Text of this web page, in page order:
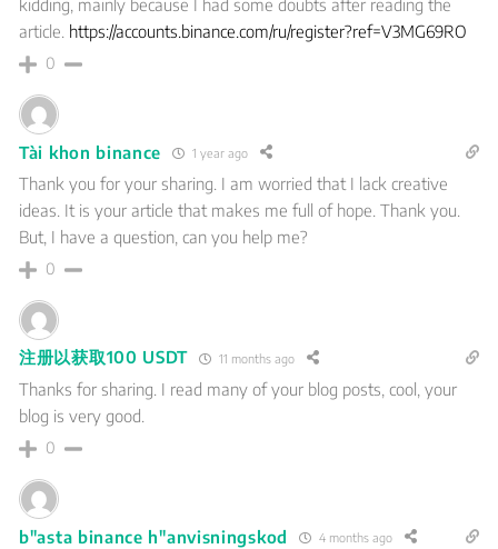
kidding, mainly because I had some doubts after reading the
article. https://accounts.binance.com/ru/register?ref=V3MG69RO
0
Tài khon binance 1 year ago
Thank you for your sharing. I am worried that I lack creative
ideas. It is your article that makes me full of hope. Thank you.
But, I have a question, can you help me?
0
注册以获取100 USDT 11 months ago
Thanks for sharing. I read many of your blog posts, cool, your
blog is very good.
0
b"asta binance h"anvisningskod 4 months ago